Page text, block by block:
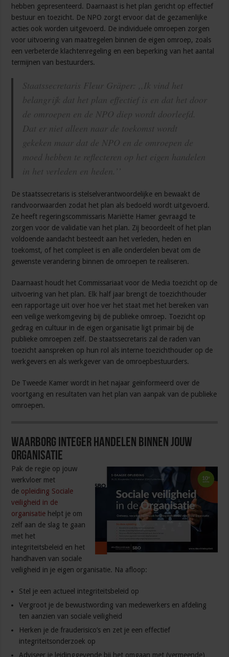
hebben gepresenteerd. Daarnaast is het plan gericht op effectief
bestuur en toezicht. De NPO zorgt ervoor dat de gezamenlijke
acties ook worden uitgevoerd. De individuele omroepen zorgen
voor uitvoering van maatregelen binnen de eigen omroep, zoals
een verbeterde klachtenregeling en een beperking van het aantal
termijnen van bestuurders.
Staatssecretaris Fleur Gräper: ,,Ik vind het
belangrijk dat het plan effectief is en dat het door
de omroepen en de NPO diep wordt doorleefd.
Dat er niet alleen naar de toekomst wordt
gekeken maar dat de NPO en de omroepen de
moed hebben te reflecteren op het eigen handelen
in het verleden en heden.’’
De staatssecretaris is stelselverantwoordelijke en bewaakt de
randvoorwaarden zodat het plan als bedoeld wordt uitgevoerd.
Ze heeft regeringscommissaris Mariëtte Hamer gevraagd te
zorgen voor de validatie van het plan. Zij beoordeelt of het plan
voldoende aandacht besteedt aan het verleden, heden en
toekomst, of het compleet is en alle onderdelen bevat om de
gewenste verandering binnen de omroepen te realiseren.
Daarnaast houdt het Commissariaat voor de Media toezicht op de
uitvoering van het plan. Elk half jaar brengt de toezichthouder
een rapportage uit over hoe ver het staat met het bereiken van
een veilige werkomgeving bij de publieke omroep. Toezicht op
gedrag en cultuur in de eigen organisatie ligt primair bij de
publieke omroepen zelf. De staatssecretaris zal de raden van
toezicht aanspreken op hun rol als interne toezichthouder op de
werkgevers en als werkgever van de omroepbestuurders.
De Tweede Kamer wordt in het najaar geïnformeerd over de
voortgang en resultaten van het plan van aanpak van de publieke
omroepen.
Waarborg integer handelen binnen jouw
organisatie
Pak de regie op jouw
werkvloer met
de opleiding Sociale
veiligheid in de
organisatie helpt je om
zelf aan de slag te gaan
met het
integriteitsbeleid en het
handhaven van sociale
veiligheid in je eigen organisatie. Na afloop:
Stel je een actueel integriteitsbeleid op
Vergroot je de bewustwording van medewerkers en afdeling
ten aanzien van sociale veiligheid
Herken je de frauderisico’s en zet je een effectief
integriteitsonderzoek op
Adviseer je leidinggevende bij het omgaan met (vermeende)